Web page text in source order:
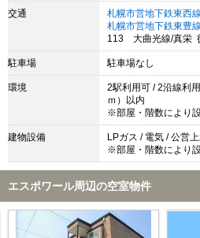
交通 札幌市営地下鉄東西線
札幌市営地下鉄東豊線
113 大曲光線/真栄
駐車場 駐車場なし
環境
2駅利用可 / 2沿線利
ｍ）以内
※部屋・階数により
建物設備
LPガス / 電気 / 公営
※部屋・階数により
エスポワール周辺の空室物件